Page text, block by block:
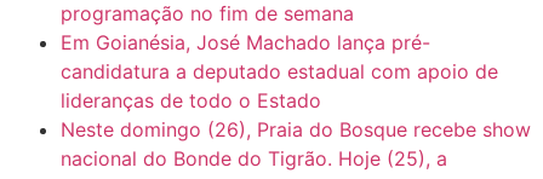
programação no fim de semana
Em Goianésia, José Machado lança pré-
candidatura a deputado estadual com apoio de
lideranças de todo o Estado
Neste domingo (26), Praia do Bosque recebe show
nacional do Bonde do Tigrão. Hoje (25), a